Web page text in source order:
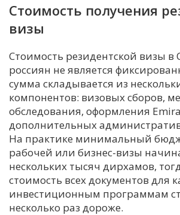
Стоимость получения
визы
Стоимость резидентской визы в
россиян не является
сумма складывается из
компонентов: визовых сборов,
обследования, оформления
дополнительных
На практике минимальный
рабочей или бизнес-визы
нескольких тысяч дирхамов,
стоимость всех документов для
инвестиционным программам
несколько раз дороже.